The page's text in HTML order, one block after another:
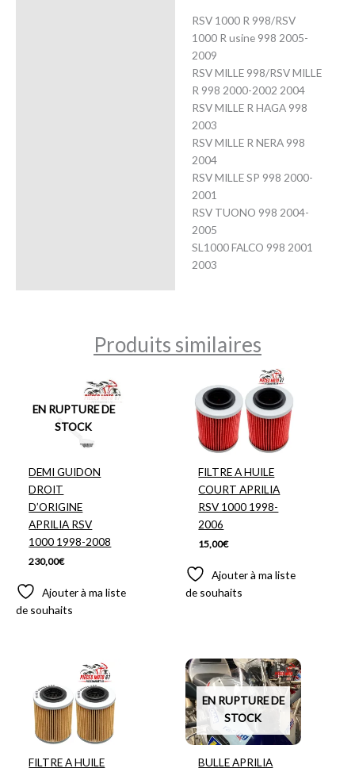
RSV 1000 R 998/RSV
1000 R usine 998 2005-
2009
RSV MILLE 998/RSV MILLE
R 998 2000-2002 2004
RSV MILLE R HAGA 998
2003
RSV MILLE R NERA 998
2004
RSV MILLE SP 998 2000-
2001
RSV TUONO 998 2004-
2005
SL1000 FALCO 998 2001
2003
Produits similaires
EN RUPTURE DE
STOCK
DEMI GUIDON
DROIT
D’ORIGINE
APRILIA RSV
1000 1998-2008
230,00€
Ajouter à ma liste
de souhaits
FILTRE A HUILE
COURT APRILIA
RSV 1000 1998-
2006
15,00€
Ajouter à ma liste
de souhaits
FILTRE A HUILE
EN RUPTURE DE
STOCK
BULLE APRILIA